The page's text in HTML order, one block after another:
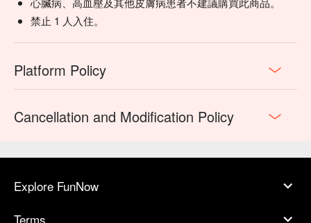
禁止 1 人入住。
Platform Policy
Cancellation and Modification Policy
Explore FunNow
Terms